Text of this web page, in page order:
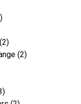
(2)